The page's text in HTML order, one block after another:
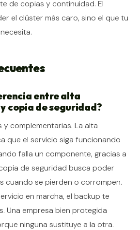
de copias y continuidad. El
el clúster más caro, sino el que tu
entre alta
copia de seguridad?
complementarias. La alta
que el servicio siga funcionando
falla un componente, gracias a
de seguridad busca poder
cuando se pierden o corrompen.
en marcha, el backup te
Una empresa bien protegida
ninguna sustituye a la otra.